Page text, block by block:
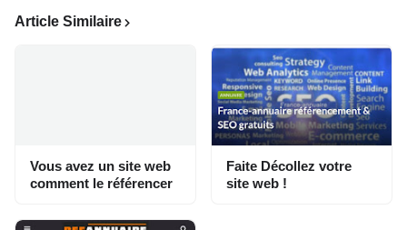
Article Similaire
Vous avez un site web
comment le référencer
Faite Décollez votre
site web !